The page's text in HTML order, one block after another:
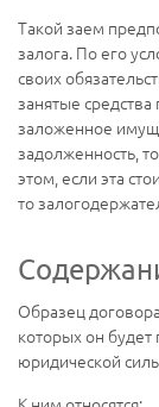
Такой заем
залога. По его
своих
занятые
заложенное
задолженность,
этом, если эта
то
Образец
которых он
юридической